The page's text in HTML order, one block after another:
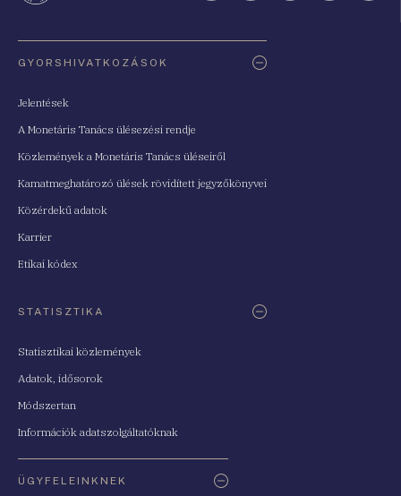
GYORSHIVATKOZÁSOK
Jelentések
A Monetáris Tanács ülésezési rendje
Közlemények a Monetáris Tanács üléseiről
Kamatmeghatározó ülések rövidített jegyzőkönyvei
Közérdekű adatok
Karrier
Etikai kódex
STATISZTIKA
Statisztikai közlemények
Adatok, idősorok
Módszertan
Információk adatszolgáltatóknak
ÜGYFELEINKNEK